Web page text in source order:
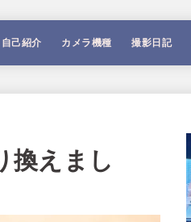
自己紹介 カメラ機種 撮影日記
換えまし